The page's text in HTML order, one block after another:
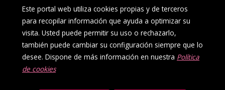
Este portal web utiliza cookies propias y de terceros
para recopilar información que ayuda a optimizar su
visita. Usted puede permitir su uso o rechazarlo,
también puede cambiar su configuración siempre que lo
desee. Dispone de más información en nuestra Política
de cookies